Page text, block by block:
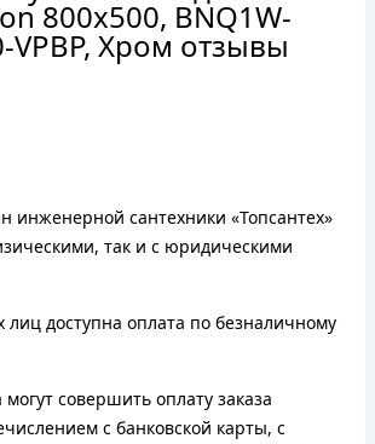
800x500, BNQ1W-
VPBP, Хром отзывы
инженерной сантехники «Топсантех»
так и с юридическими
доступна оплата по безналичному
совершить оплату заказа
с банковской карты, с